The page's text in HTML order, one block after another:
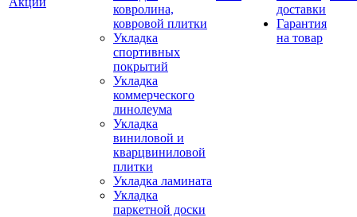
ковролина,
ковровой плитки
Укладка
спортивных
покрытий
Укладка
коммерческого
линолеума
Укладка
виниловой и
кварцвиниловой
плитки
Укладка ламината
Укладка
паркетной доски
доставки
Гарантия
на товар